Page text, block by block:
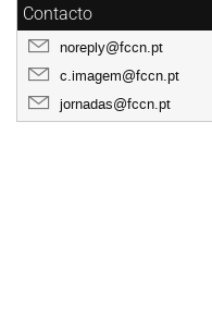
Contacto
noreply@fccn.pt
c.imagem@fccn.pt
jornadas@fccn.pt